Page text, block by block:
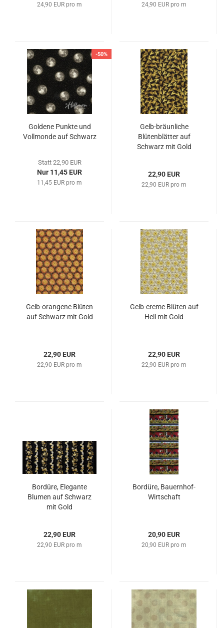
24,90 EUR pro m 24,90 EUR pro m
-50%
Goldene Punkte und
Vollmonde auf Schwarz
Statt 22,90 EUR
Nur 11,45 EUR
11,45 EUR pro m
Gelb-bräunliche
Blütenblätter auf
Schwarz mit Gold
22,90 EUR
22,90 EUR pro m
Gelb-orangene Blüten
auf Schwarz mit Gold
22,90 EUR
22,90 EUR pro m
Gelb-creme Blüten auf
Hell mit Gold
22,90 EUR
22,90 EUR pro m
Bordüre, Elegante
Blumen auf Schwarz
mit Gold
22,90 EUR
22,90 EUR pro m
Bordüre, Bauernhof-
Wirtschaft
20,90 EUR
20,90 EUR pro m